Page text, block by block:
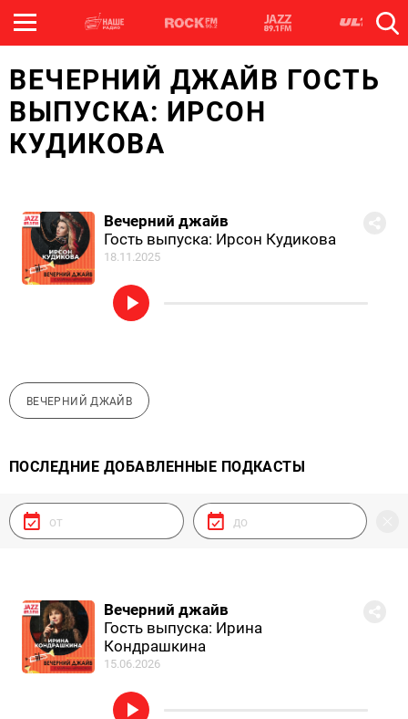
ВЕЧЕРНИЙ ДЖАЙВ ГОСТЬ
ВЫПУСКА: ИРСОН
КУДИКОВА
Вечерний джайв
Гость выпуска: Ирсон Кудикова
18.11.2025
ВЕЧЕРНИЙ ДЖАЙВ
ПОСЛЕДНИЕ ДОБАВЛЕННЫЕ ПОДКАСТЫ
Вечерний джайв
Гость выпуска: Ирина
Кондрашкина
15.06.2026